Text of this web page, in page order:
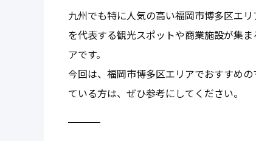
九州でも特に人気の高い福岡市博多区エ
を代表する観光スポットや商業施設が集
アです。
今回は、福岡市博多区エリアでおすすめ
ている方は、ぜひ参考にしてください。